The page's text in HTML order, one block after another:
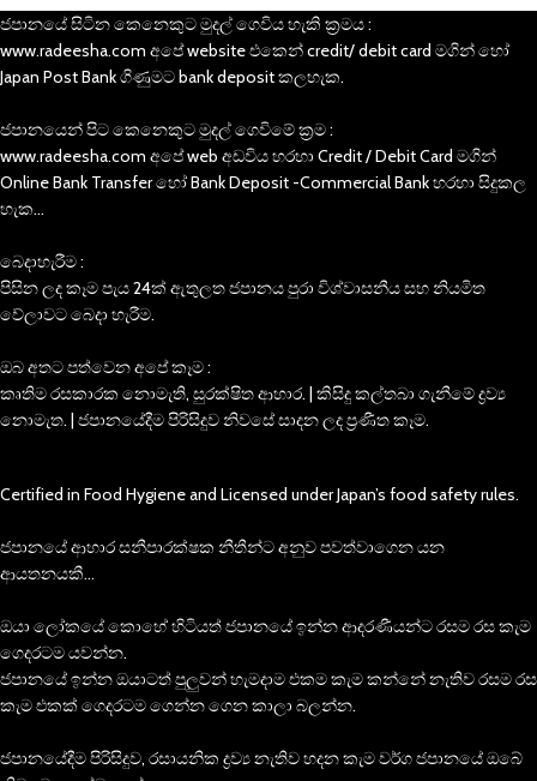
ජපානයේ සිටින කෙනෙකුට මුදල් ගෙවිය හැකි ක්‍රමය :
www.radeesha.com අපේ website එකෙන් credit/ debit card මගින් හෝ
Japan Post Bank ගිණුමට bank deposit කලහැක.
ජපානයෙන් පිට කෙනෙකුට මුදල් ගෙවිමේ ක්‍රම :
www.radeesha.com අපේ web අඩවිය හරහා Credit / Debit Card මගින්
Online Bank Transfer හෝ Bank Deposit -Commercial Bank හරහා සිදුකල
හැක…
බෙදාහැරීම :
පිසින ලද කෑම පැය 24ක් ඇතුලත ජපානය පුරා විශ්වාසනීය සහ නියමිත
වේලාවට බෙදා හැරීම.
ඔබ අතට පත්වෙන අපේ කෑම :
කෘතිම රසකාරක නොමැති, සුරක්ෂිත ආහාර. | කිසිදු කල්තබා ගැනීමේ ද්‍රව්‍ය
නොමැත. | ජපානයේදීම පිරිසිදුව නිවසේ සාදන ලද ප්‍රණීත කෑම.
Certified in Food Hygiene and Licensed under Japan’s food safety rules.
ජපානයේ ආහාර සනීපාරක්ෂක නීතීන්ට අනුව පවත්වාගෙන යන
ආයතනයකී…
ඔයා ලෝකයේ කොහේ හිටියත් ජපානයේ ඉන්න ආදරණීයන්ට රසම රස කැම
ගෙදරටම යවන්න.
ජපානයේ ඉන්න ඔයාටත් පුලුවන් හැමදාම එකම කැම කන්නේ නැතිව රසම රස
කැම එකක් ගෙදරටම ගෙන්න ගෙන කාලා බලන්න.
ජපානයේදීම පිරිසිදුව, රසායනික ද්‍රව්‍ය නැතිව හදන කැම වර්ග ජපානයේ ඔබේ